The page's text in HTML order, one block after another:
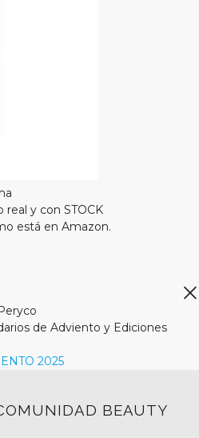
y con STOCK
está en Amazon.
de Adviento y Ediciones
2025
BEAUTY